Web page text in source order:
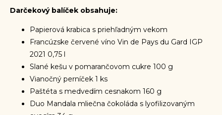
Darčekový balíček obsahuje:
Papierová krabica s priehľadným vekom
Francúzske červené víno Vin de Pays du Gard IGP
2021 0,75 l
Slané kešu v pomarančovom cukre 100 g
Vianočný perníček 1 ks
Paštéta s medvedím cesnakom 160 g
Duo Mandala mliečna čokoláda s lyofilizovaným